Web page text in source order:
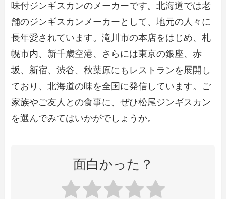
味付ジンギスカンのメーカーです。北海道では老
舗のジンギスカンメーカーとして、地元の人々に
長年愛されています。滝川市の本店をはじめ、札
幌市内、新千歳空港、さらには東京の銀座、赤
坂、新宿、渋谷、秋葉原にもレストランを展開し
ており、北海道の味を全国に発信しています。ご
家族やご友人との食事に、ぜひ松尾ジンギスカン
を選んでみてはいかがでしょうか。
面白かった？